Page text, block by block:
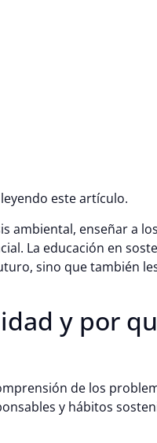
este artículo.
ambiental, enseñar a
La educación en
sino que también
y por
de los
y hábitos